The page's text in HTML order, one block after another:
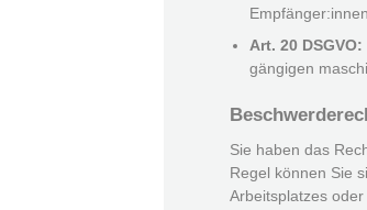
Art. 20 DSGVO:
gängigen
Sie haben das
Regel können Sie
Arbeitsplatzes